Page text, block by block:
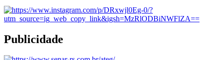
Publicidade